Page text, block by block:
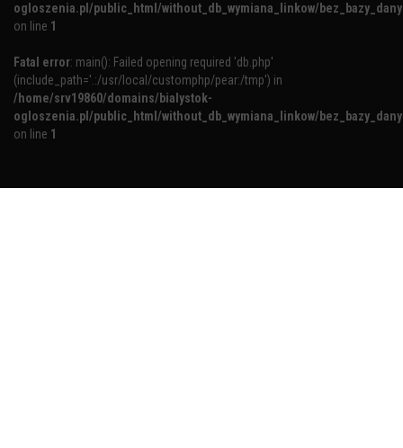
ogloszenia.pl/public_html/without_db_wymiana_linkow/
on line 1
Fatal error: main(): Failed opening required 'db.php'
(include_path='.:/usr/local/customphp/pear:/tmp') in
/home/srv19860/domains/bialystok-
ogloszenia.pl/public_html/without_db_wymiana_linkow/
on line 1